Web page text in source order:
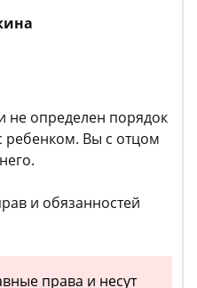
не определен порядок
Вы с отцом
и обязанностей
права и несут